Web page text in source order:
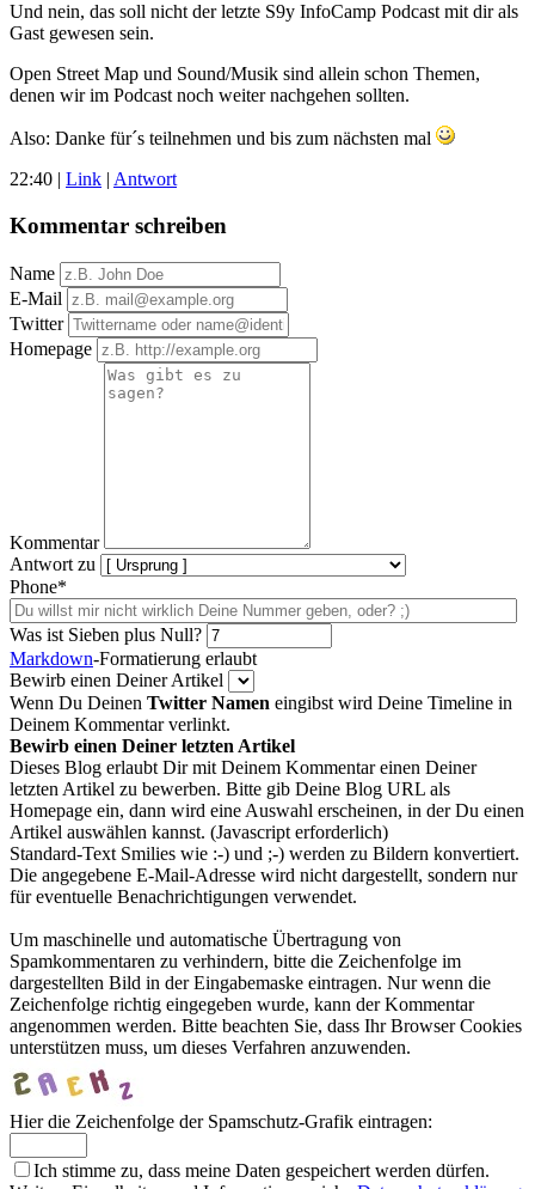
Und nein, das soll nicht der letzte S9y InfoCamp Podcast mit dir als
Gast gewesen sein.
Open Street Map und Sound/Musik sind allein schon Themen,
denen wir im Podcast noch weiter nachgehen sollten.
Also: Danke für´s teilnehmen und bis zum nächsten mal
22:40 | Link | Antwort
Kommentar schreiben
Name
E-Mail
Twitter
Homepage
Kommentar
Antwort zu
Phone*
Was ist Sieben plus Null?
Markdown-Formatierung erlaubt
Bewirb einen Deiner Artikel
Wenn Du Deinen Twitter Namen eingibst wird Deine Timeline in
Deinem Kommentar verlinkt.
Bewirb einen Deiner letzten Artikel
Dieses Blog erlaubt Dir mit Deinem Kommentar einen Deiner
letzten Artikel zu bewerben. Bitte gib Deine Blog URL als
Homepage ein, dann wird eine Auswahl erscheinen, in der Du einen
Artikel auswählen kannst. (Javascript erforderlich)
Standard-Text Smilies wie :-) und ;-) werden zu Bildern konvertiert.
Die angegebene E-Mail-Adresse wird nicht dargestellt, sondern nur
für eventuelle Benachrichtigungen verwendet.
Um maschinelle und automatische Übertragung von
Spamkommentaren zu verhindern, bitte die Zeichenfolge im
dargestellten Bild in der Eingabemaske eintragen. Nur wenn die
Zeichenfolge richtig eingegeben wurde, kann der Kommentar
angenommen werden. Bitte beachten Sie, dass Ihr Browser Cookies
unterstützen muss, um dieses Verfahren anzuwenden.
Hier die Zeichenfolge der Spamschutz-Grafik eintragen:
Ich stimme zu, dass meine Daten gespeichert werden dürfen.